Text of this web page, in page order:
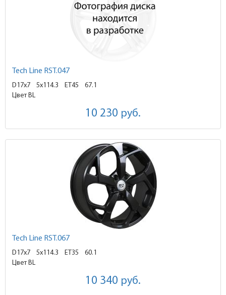
Tech Line RST.047
D17x7 5x114.3 ET45
67.1
Цвет BL
10 230 руб.
Tech Line RST.067
D17x7 5x114.3 ET35
60.1
Цвет BL
10 340 руб.